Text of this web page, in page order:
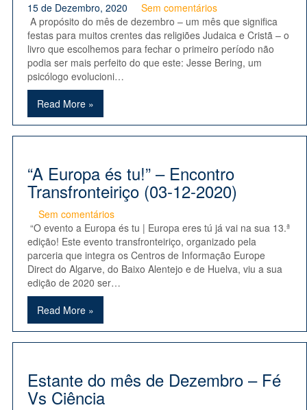
15 de Dezembro, 2020
Sem comentários
A propósito do mês de dezembro – um mês que significa
festas para muitos crentes das religiões Judaica e Cristã – o
livro que escolhemos para fechar o primeiro período não
podia ser mais perfeito do que este: Jesse Bering, um
psicólogo evolucioni…
Read More »
“A Europa és tu!” – Encontro
Transfronteiriço (03-12-2020)
Sem comentários
“O evento a Europa és tu | Europa eres tú já vai na sua 13.ª
edição! Este evento transfronteiriço, organizado pela
parceria que integra os Centros de Informação Europe
Direct do Algarve, do Baixo Alentejo e de Huelva, viu a sua
edição de 2020 ser…
Read More »
Estante do mês de Dezembro – Fé
Vs Ciência